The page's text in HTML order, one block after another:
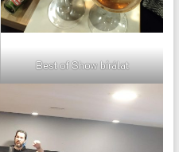
Best of Show bírálat